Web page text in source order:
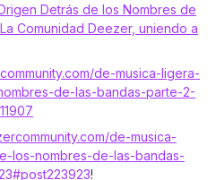
Detrás de los Nombres de
Comunidad Deezer, uniendo a
de-musica-ligera-
de-las-bandas-parte-2-
de-musica-
los-nombres-de-las-bandas-
!